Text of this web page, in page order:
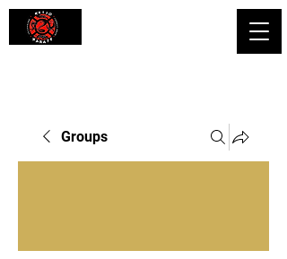
Groups